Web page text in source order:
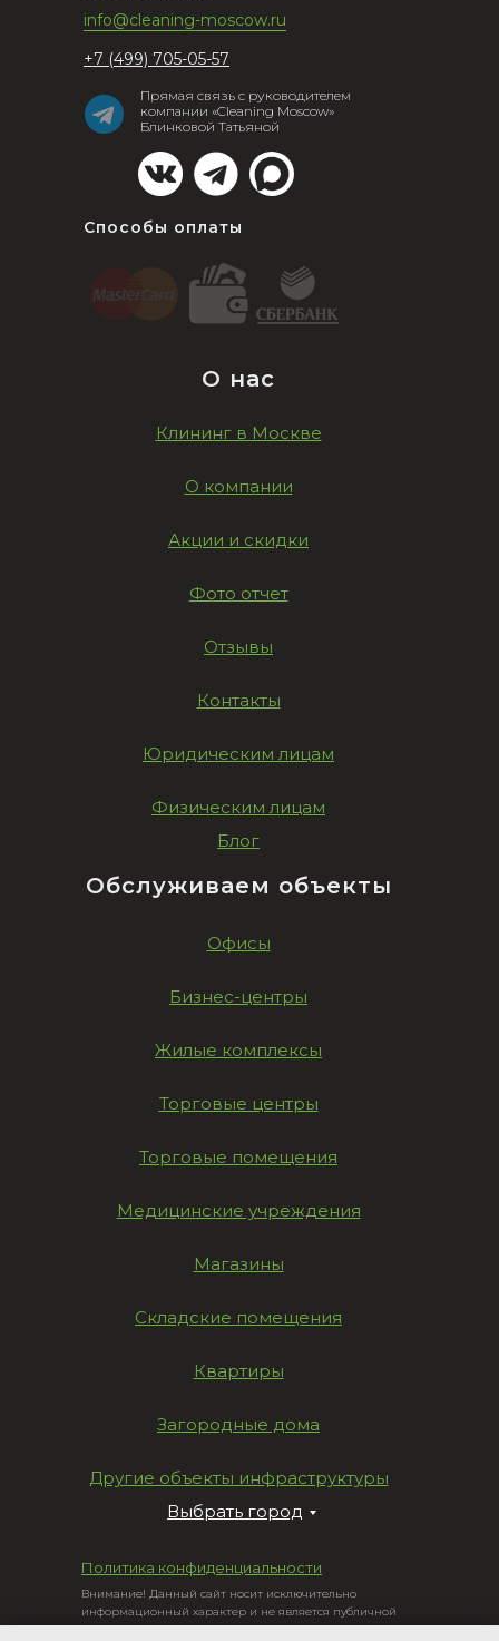
info@cleaning-moscow.ru
+7 (499) 705-05-57
Способы оплаты
Внимание! Данный сайт носит исключительно
информационный характер и не является публичной
офертой, определяемой положениями Статьи 437
Политика конфиденциальности
Обслуживаем объекты
Офисы
Бизнес-центры
Жилые комплексы
Торговые центры
Торговые помещения
Медицинские учреждения
Магазины
Складские помещения
Квартиры
Загородные дома
Другие объекты инфраструктуры
Прямая связь с руководителем
компании «Cleaning Moscow»
Блинковой Татьяной
О нас
Клининг в Москве
О компании
Акции и скидки
Фото отчет
Отзывы
Контакты
Юридическим лицам
Физическим лицам
Выбрать город
Блог